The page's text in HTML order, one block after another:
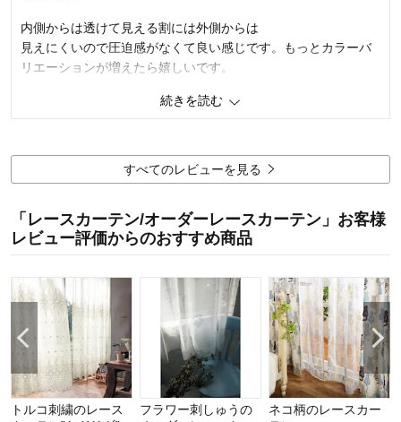
使用感・使いやすさ
4.0
デザイン・色
4.0
使用場所： リビング
内側からは透けて見える割には外側からは
見えにくいので圧迫感がなくて良い感じです。もっとカラーバ
リエーションが増えたら嬉しいです。
人が参考になりました
機能
3.0
使用感・使いやすさ
4.0
購入商品： ライトグリーン, 約100×176×2枚▲
使用場所：
リビング
商品を使う人： 自分
続きを読む
すべてのレビューを見る
「レースカーテン/オーダーレースカーテン」お客様
レビュー評価からのおすすめ商品
トルコ刺繍のレース
フラワー刺しゅうの
ネコ柄のレースカー